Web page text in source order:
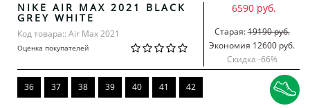
NIKE AIR MAX 2021 BLACK
GREY WHITE
Код товара:: Air Max 2021
Оценка покупателей
6590 руб.
Старая:19190 руб.
Экономия 12600 руб.
Скидка -66%
36 37 38 39 40 41 42